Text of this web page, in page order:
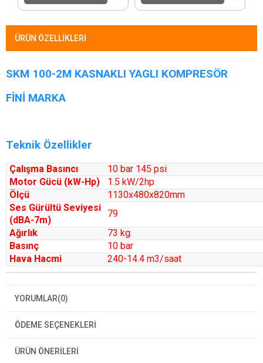
ÜRÜN ÖZELLIKLERI
SKM 100-2M KASNAKLI YAGLI KOMPRESÖR
FİNİ MARKA
Teknik Özellikler
Çalışma Basıncı
10 bar 145 psi
Motor Gücü (kW-Hp)
1.5 kW/2hp
Ölçü
1130x480x820mm
Ses Gürültü Seviyesi
(dBA-7m)
79
Ağırlık
73 kg.
Basınç
10 bar
Hava Hacmi
240-14.4 m3/saat
YORUMLAR(0)
ÖDEME SEÇENEKLERI
ÜRÜN ÖNERILERI